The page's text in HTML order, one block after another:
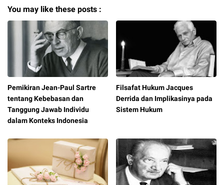
You may like these posts :
Pemikiran Jean-Paul Sartre
tentang Kebebasan dan
Tanggung Jawab Individu
dalam Konteks Indonesia
Filsafat Hukum Jacques
Derrida dan Implikasinya pada
Sistem Hukum